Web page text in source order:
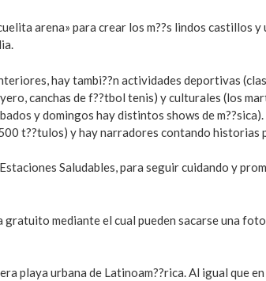
arena» para crear los m??s lindos castillos y
hay tambi??n actividades deportivas
canchas de f??tbol tenis) y culturales (los
y domingos hay distintos shows de
t??tulos) y hay narradores contando historias
Saludables, para seguir cuidando y
mediante el cual pueden sacarse una
playa urbana de Latinoam??rica. Al igual que